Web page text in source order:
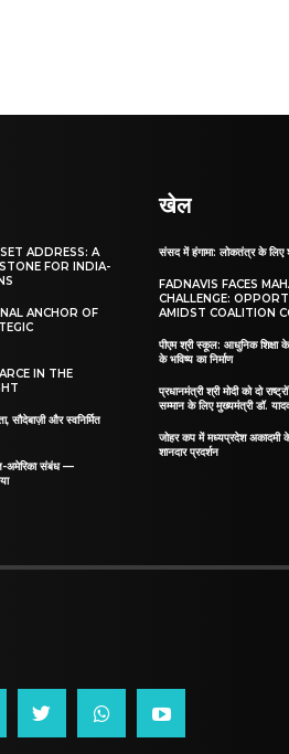
ADDRESS: A
FOR INDIA-
ANCHOR OF
IN THE
सौदेबाज़ी और स्वनिर्मित
अमेरिका संबंध —
खेल
संसद में हंगामा: लोकतंत्र के लिए
FADNAVIS FACES
CHALLENGE:
AMIDST COALITION
पीएम श्री स्कूल: आधुनिक शिक्षा
के भविष्य का निर्माण
प्रधानमंत्री श्री मोदी को दो
सम्मान के लिए मुख्यमंत्री डॉ.
जोहर कप में मध्यप्रदेश अकादमी
शानदार प्रदर्शन